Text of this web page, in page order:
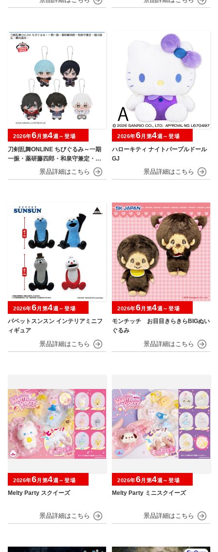
刀剣乱舞ONLINE ちびぐるみ～一期
一振・薬研藤四郎・和泉守兼定・堀
川国広・鶴丸国永～
2026年6月第4週～登場
ハローキティ ナイトパープルドール
GJ
2026年6月第4週～登場
パペットスンスン インテリアミニフ
ィギュア
2026年6月第4週～登場
モンチッチ お目目きらきらBIGぬい
ぐるみ
2026年6月第4週～登場
Melty Party スクイーズ
2026年6月第4週～登場
Melty Party ミニスクイーズ
2026年6月第4週～登場